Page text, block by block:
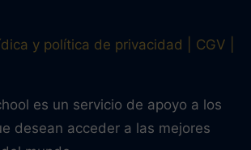
y política de privacidad
CGV
es un servicio de apoyo a los
desean acceder a las mejores